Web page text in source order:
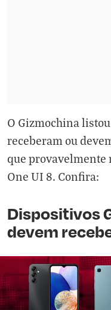
O Gizmochina
receberam ou
que provavelmente
One UI 8. Confira:
Dispositivos
devem